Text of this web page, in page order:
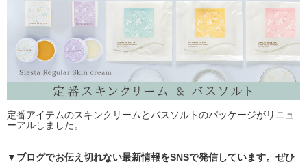
定番アイテムのスキンクリームとバスソルトのパッケージがリニュ
ーアルしました。
▼ブログでお伝え切れない最新情報をSNSで発信しています。ぜひ